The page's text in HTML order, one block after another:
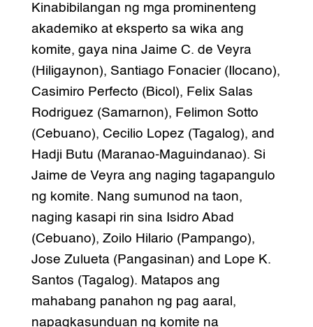
Kinabibilangan ng mga prominenteng
akademiko at eksperto sa wika ang
komite, gaya nina Jaime C. de Veyra
(Hiligaynon), Santiago Fonacier (Ilocano),
Casimiro Perfecto (Bicol), Felix Salas
Rodriguez (Samarnon), Felimon Sotto
(Cebuano), Cecilio Lopez (Tagalog), and
Hadji Butu (Maranao-Maguindanao). Si
Jaime de Veyra ang naging tagapangulo
ng komite. Nang sumunod na taon,
naging kasapi rin sina Isidro Abad
(Cebuano), Zoilo Hilario (Pampango),
Jose Zulueta (Pangasinan) and Lope K.
Santos (Tagalog). Matapos ang
mahabang panahon ng pag aaral,
napagkasunduan ng komite na